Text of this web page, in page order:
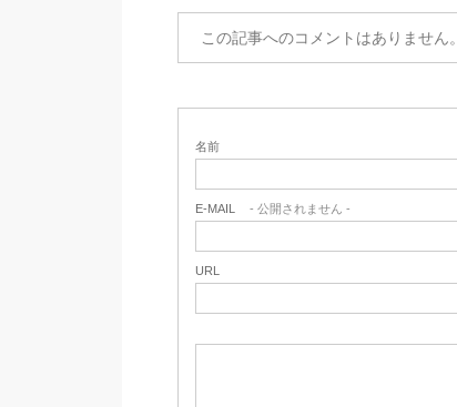
この記事へのコメントはありません。
名前
E-MAIL - 公開されません -
URL